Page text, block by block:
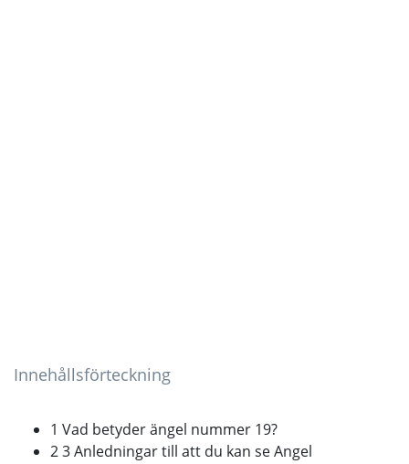
Innehållsförteckning
1 Vad betyder ängel nummer 19?
2 3 Anledningar till att du kan se Angel